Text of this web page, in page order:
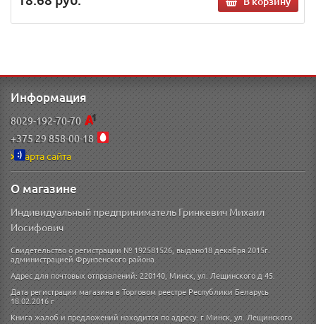
Информация
8029-192-70-70
+375 29 858-00-18
Карта сайта
О магазине
Индивидуальный предприниматель Гринкевич Михаил
Иосифович
Свидетельство о регистрации № 192581526, выдано18 декабря 2015г.
администрацией Фрунзенского района.
Адрес для почтовых отправлений: 220140, Минск, ул. Лещинского д 45.
Дата регистрации магазина в Торговом реестре Республики Беларусь
18.02.2016 г
Книга жалоб и предложений находится по адресу: г.Минск, ул. Лещинского